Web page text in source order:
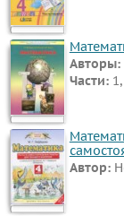
Авторы:
Части:
Автор: